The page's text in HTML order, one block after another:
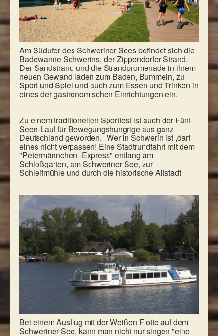
Am Südufer des Schweriner Sees befindet sich die
Badewanne Schwerins, der Zippendorfer Strand.
Der Sandstrand und die Strandpromenade in ihrem
neuen Gewand laden zum Baden, Bummeln, zu
Sport und Spiel und auch zum Essen und Trinken in
eines der gastronomischen Einrichtungen ein.
Zu einem traditionellen Sportfest ist auch der Fünf-
Seen-Lauf für Bewegungshungrige aus ganz
Deutschland geworden. Wer in Schwerin ist ,darf
eines nicht verpassen! Eine Stadtrundfahrt mit dem
"Petermännchen -Express" entlang am
Schloßgarten, am Schweriner See, zur
Schleifmühle und durch die historische Altstadt.
Bei einem Ausflug mit der Weißen Flotte auf dem
Schweriner See, kann man nicht nur singen "eine